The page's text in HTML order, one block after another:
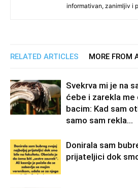
informativan, zanimljiv i
RELATED ARTICLES MORE FROM
Svekrva mi je na
ćebe i zarekla me
bacim: Kad sam
samo sam rekla...
Donirala sam
prijateljici dok